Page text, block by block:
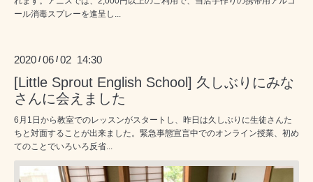
ール消毒スプレーを進呈し...
2020 /06 /02 14:30
[Little Sprout English School] 久しぶりにみな
さんに会えました
6月1日から教室でのレッスンがスタートし、昨日は久しぶりに生徒さんた
ちと対面することが出来ました。緊急事態宣言中でのオンライン授業、初め
てのことでいろいろ反省...